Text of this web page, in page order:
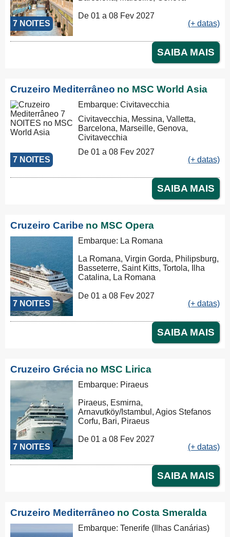
7 NOITES
De 01 a 08 Fev 2027
(+ datas)
SAIBA MAIS
Cruzeiro Mediterrâneo no MSC World Asia
7 NOITES
Embarque: Civitavecchia
Civitavecchia, Messina, Valletta,
Barcelona, Marseille, Genova,
Civitavecchia
De 01 a 08 Fev 2027
(+ datas)
SAIBA MAIS
Cruzeiro Caribe no MSC Opera
7 NOITES
Embarque: La Romana
La Romana, Virgin Gorda, Philipsburg,
Basseterre, Saint Kitts, Tortola, Ilha
Catalina, La Romana
De 01 a 08 Fev 2027
(+ datas)
SAIBA MAIS
Cruzeiro Grécia no MSC Lirica
7 NOITES
Embarque: Piraeus
Piraeus, Esmirna,
Arnavutköy/Istambul, Agios Stefanos
Corfu, Bari, Piraeus
De 01 a 08 Fev 2027
(+ datas)
SAIBA MAIS
Cruzeiro Mediterrâneo no Costa Smeralda
Embarque: Tenerife (Ilhas Canárias)